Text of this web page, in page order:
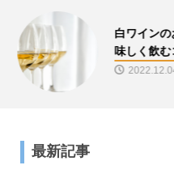
赤ワイン
味しく飲
最新記事